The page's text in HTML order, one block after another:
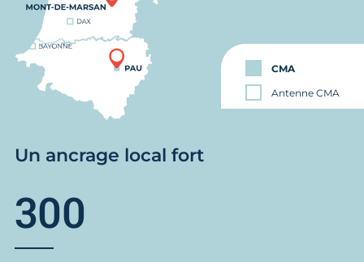
CMA
Antenne CMA
Un ancrage local fort
300